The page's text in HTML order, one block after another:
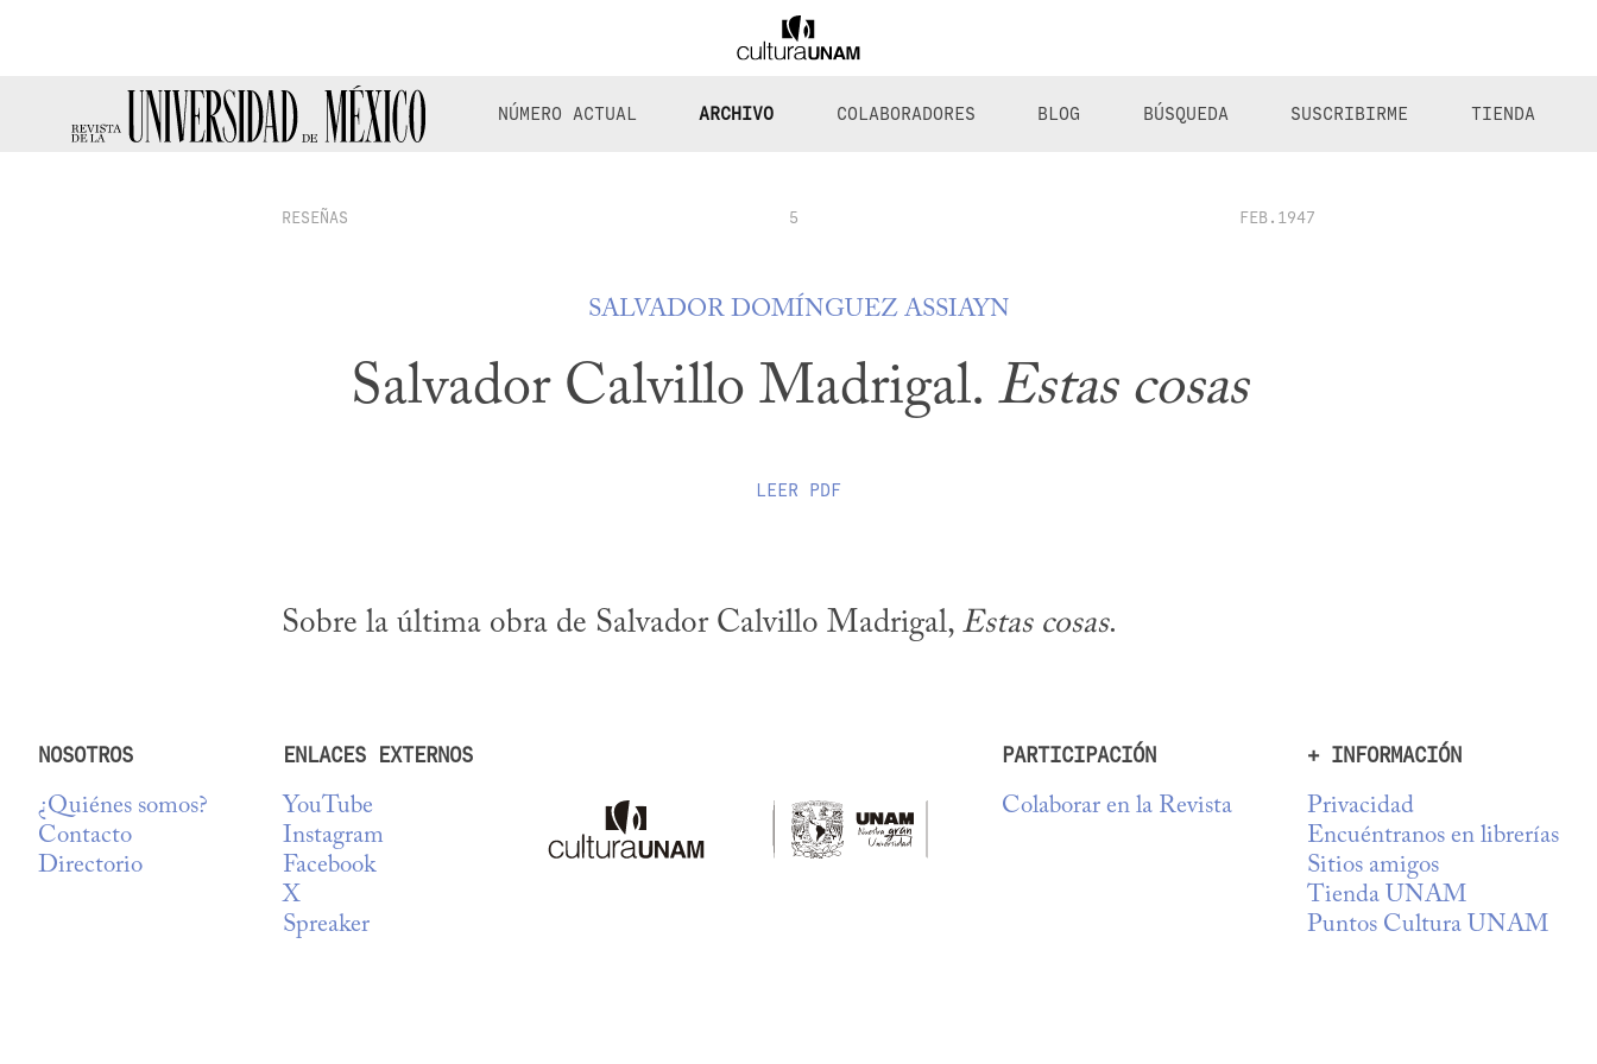
NÚMERO ACTUAL ARCHIVO COLABORADORES BLOG BÚSQUEDA SUSCRIBIRME TIENDA
RESEÑAS 5 FEB.1947
SALVADOR DOMÍNGUEZ ASSIAYN
Salvador Calvillo Madrigal. Estas cosas
LEER PDF
Sobre la última obra de Salvador Calvillo Madrigal, Estas cosas.
NOSOTROS
¿Quiénes somos?
Contacto
Directorio
ENLACES EXTERNOS
YouTube
Instagram
Facebook
X
Spreaker
PARTICIPACIÓN
Colaborar en la Revista
+ INFORMACIÓN
Privacidad
Encuéntranos en librerías
Sitios amigos
Tienda UNAM
Puntos Cultura UNAM